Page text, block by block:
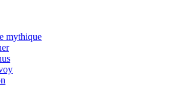
mythique